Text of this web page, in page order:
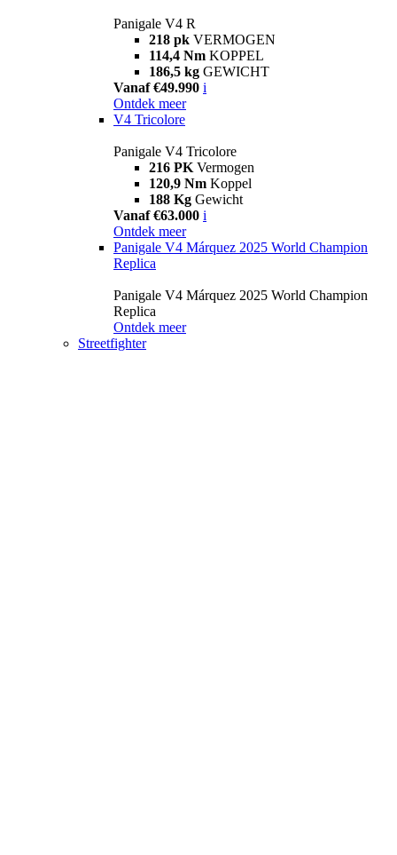
Panigale V4 R
218 pk VERMOGEN
114,4 Nm KOPPEL
186,5 kg GEWICHT
Vanaf €49.990 i
Ontdek meer
V4 Tricolore
Panigale V4 Tricolore
216 PK Vermogen
120,9 Nm Koppel
188 Kg Gewicht
Vanaf €63.000 i
Ontdek meer
Panigale V4 Márquez 2025 World Champion
Replica
Panigale V4 Márquez 2025 World Champion
Replica
Ontdek meer
Streetfighter